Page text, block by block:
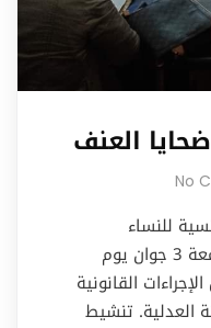
العنف
No
للنساء
الديمقراطيات بصفاقس يوم الجمعة 3 جوان يوم
القانونية
العدلية. تنشيط